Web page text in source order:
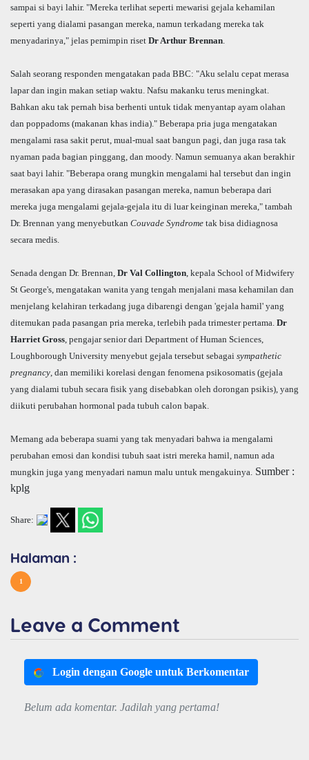
sampai si bayi lahir. "Mereka terlihat seperti mewarisi gejala kehamilan
seperti yang dialami pasangan mereka, namun terkadang mereka tak
menyadarinya," jelas pemimpin riset Dr Arthur Brennan
Salah seorang responden mengatakan pada BBC: "Aku selalu cepat merasa
lapar dan ingin makan setiap waktu. Nafsu makanku terus meningkat.
Bahkan aku tak pernah bisa berhenti untuk tidak menyantap ayam olahan
dan poppadoms (makanan khas india)." Beberapa pria juga mengatakan
mengalami rasa sakit perut, mual-mual saat bangun pagi, dan juga rasa tak
nyaman pada bagian pinggang, dan moody. Namun semuanya akan berakhir
saat bayi lahir. "Beberapa orang mungkin mengalami hal tersebut dan ingin
merasakan apa yang dirasakan pasangan mereka, namun beberapa dari
mereka juga mengalami gejala-gejala itu di luar keinginan mereka," tambah
Dr. Brennan yang menyebutkan Couvade Syndrome tak bisa didiagnosa
secara medis.
Senada dengan Dr. Brennan, Dr Val Collington , kepala School of Midwifery
St George's, mengatakan wanita yang tengah menjalani masa kehamilan dan
menjelang kelahiran terkadang juga dibarengi dengan 'gejala hamil' yang
ditemukan pada pasangan pria mereka, terlebih pada trimester pertama. Dr
Harriet Gross , pengajar senior dari Department of Human Sciences,
Loughborough University menyebut gejala tersebut sebagai sympathetic
pregnancy , dan memiliki korelasi dengan fenomena psikosomatis (gejala
yang dialami tubuh secara fisik yang disebabkan oleh dorongan psikis), yang
diikuti perubahan hormonal pada tubuh calon bapak.
Memang ada beberapa suami yang tak menyadari bahwa ia mengalami
perubahan emosi dan kondisi tubuh saat istri mereka hamil, namun ada
mungkin juga yang menyadari namun malu untuk mengakuinya. Sumber :
kplg
Share:
Halaman :
1
Leave a Comment
Login dengan Google untuk Berkomentar
Belum ada komentar. Jadilah yang pertama!